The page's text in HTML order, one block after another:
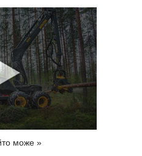
може »